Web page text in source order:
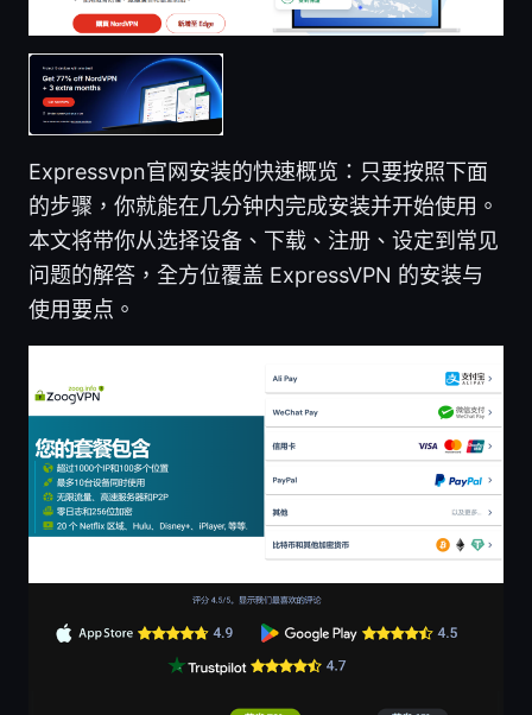
Expressvpn官网安装的快速概览：只要按照下面
的步骤，你就能在几分钟内完成安装并开始使用。
本文将带你从选择设备、下载、注册、设定到常见
问题的解答，全方位覆盖 ExpressVPN 的安装与
使用要点。